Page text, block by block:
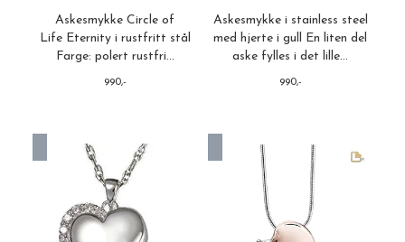
Askesmykke Circle of
Life Eternity i rustfritt stål
Farge: polert rustfri...
990,-
Askesmykke i stainless steel
med hjerte i gull En liten del
aske fylles i det lille...
990,-